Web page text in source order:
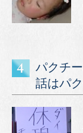
パクチ
話はパ